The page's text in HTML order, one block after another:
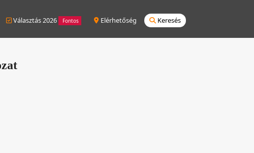
Választás 2026 Fontos Elérhetőség Keresés